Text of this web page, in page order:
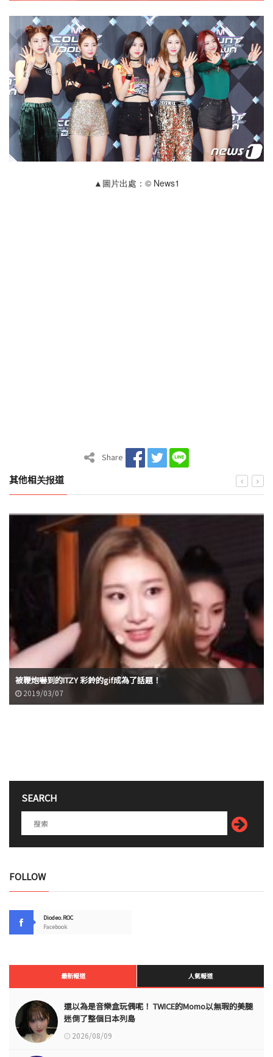
▲圖片出處：© News1
Share
其他相关报道
被鞭炮嚇到的ITZY 彩鈴的gif成為了話題！
2019/03/07
SEARCH
FOLLOW
Diodeo.ROC
Facebook
最新報道 人氣報道
還以為是音樂盒玩偶呢！ TWICE的Momo以無瑕的美腿
迷倒了整個日本列島
2026/08/09